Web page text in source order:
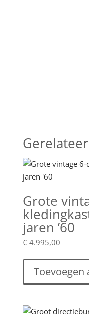
Grote
jaren ’60
€ 4.995,00
Toevoegen